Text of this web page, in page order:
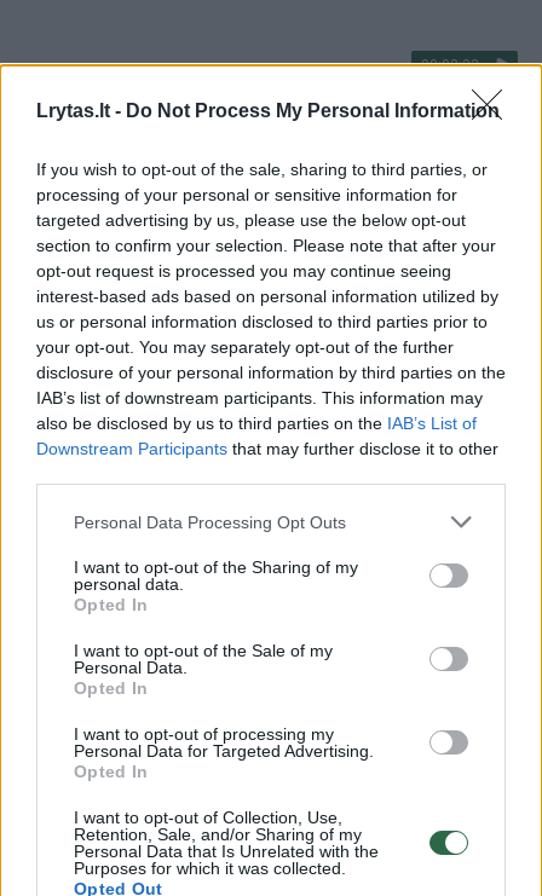
Lrytas.lt - Do Not Process My Personal Information
If you wish to opt-out of the sale, sharing to third parties, or
processing of your personal or sensitive information for
targeted advertising by us, please use the below opt-out
section to confirm your selection. Please note that after your
opt-out request is processed you may continue seeing
interest-based ads based on personal information utilized by
us or personal information disclosed to third parties prior to
your opt-out. You may separately opt-out of the further
disclosure of your personal information by third parties on the
IAB’s list of downstream participants. This information may
also be disclosed by us to third parties on the IAB’s List of
Downstream Participants that may further disclose it to other
Personal Data Processing Opt Outs
I want to opt-out of the Sharing of my
personal data.
Opted In
I want to opt-out of the Sale of my
Personal Data.
Opted In
I want to opt-out of processing my
Personal Data for Targeted Advertising.
Opted In
I want to opt-out of Collection, Use,
Retention, Sale, and/or Sharing of my
Personal Data that Is Unrelated with the
Purposes for which it was collected.
Opted Out
00:02:33
Dėl rekordiškai žemo Dunojaus vandens lygio –
griežtos priemonės Vengrijoje: turistai įtūžę
Visi įrašai
Žiūrimiausi įrašai
00:00:30
Vaizdai iš tragiškos avarijos Vilniaus r.: dviejų moterų ir
vaiko gyvybių išgelbėti nepavyko
00:00:57
Savaitės vidurys nusimato karštas: temperatūra kils iki
32 laipsnių šilumos
Žinios | Orai
Nufilmavo, kaip patvino Vilniaus Vakarinis aplinkkelis:
vaizdas pribloškia
Avarija Vilniuje: į stotelę įsirėžęs automobilis sužalojo